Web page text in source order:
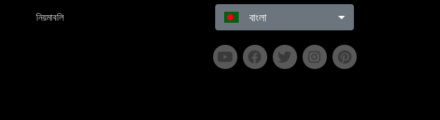
নিয়মাবলি বাংলা